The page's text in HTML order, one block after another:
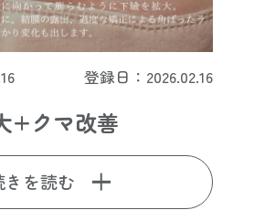
登録日：2026.02.16
+クマ改善
きを読む